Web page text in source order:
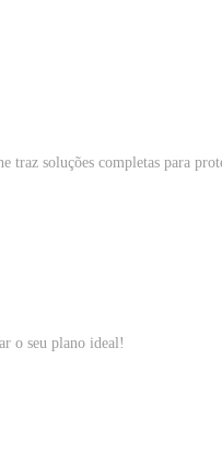
soluções completas para
o seu plano ideal!